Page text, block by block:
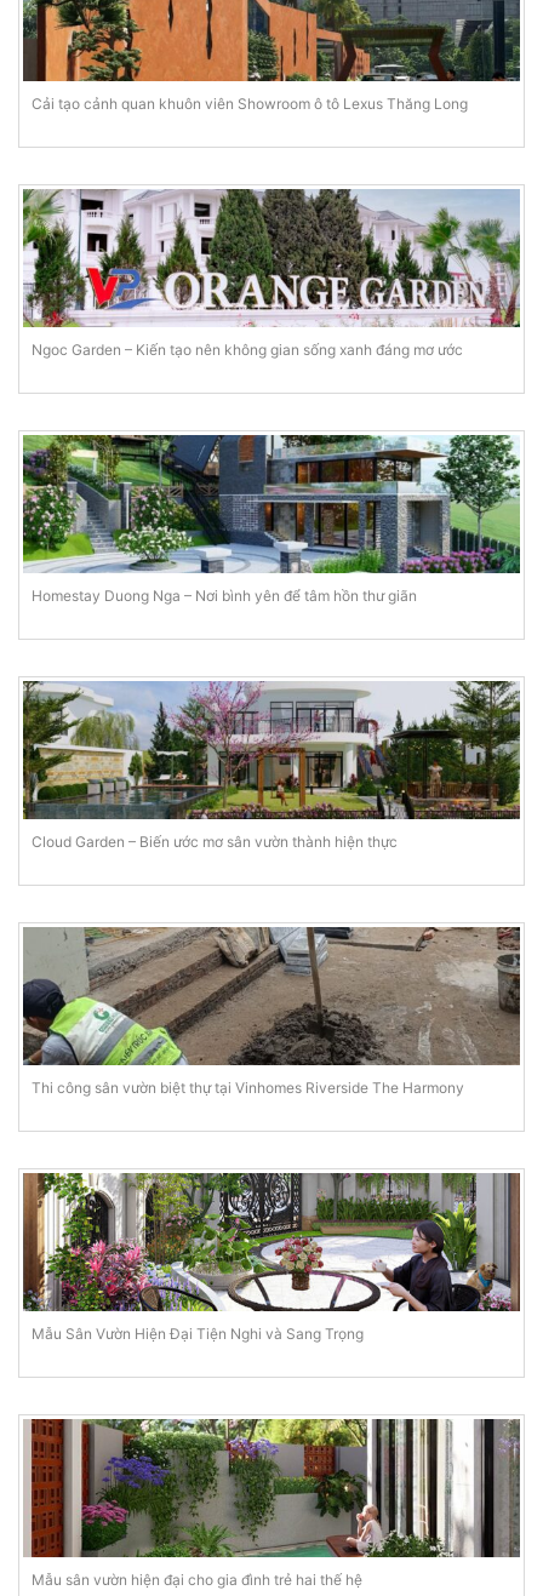
Cải tạo cảnh quan khuôn viên Showroom ô tô Lexus Thăng Long
Ngoc Garden – Kiến tạo nên không gian sống xanh đáng mơ ước
Homestay Duong Nga – Nơi bình yên để tâm hồn thư giãn
Cloud Garden – Biến ước mơ sân vườn thành hiện thực
Thi công sân vườn biệt thự tại Vinhomes Riverside The Harmony
Mẫu Sân Vườn Hiện Đại Tiện Nghi và Sang Trọng
Mẫu sân vườn hiện đại cho gia đình trẻ hai thế hệ